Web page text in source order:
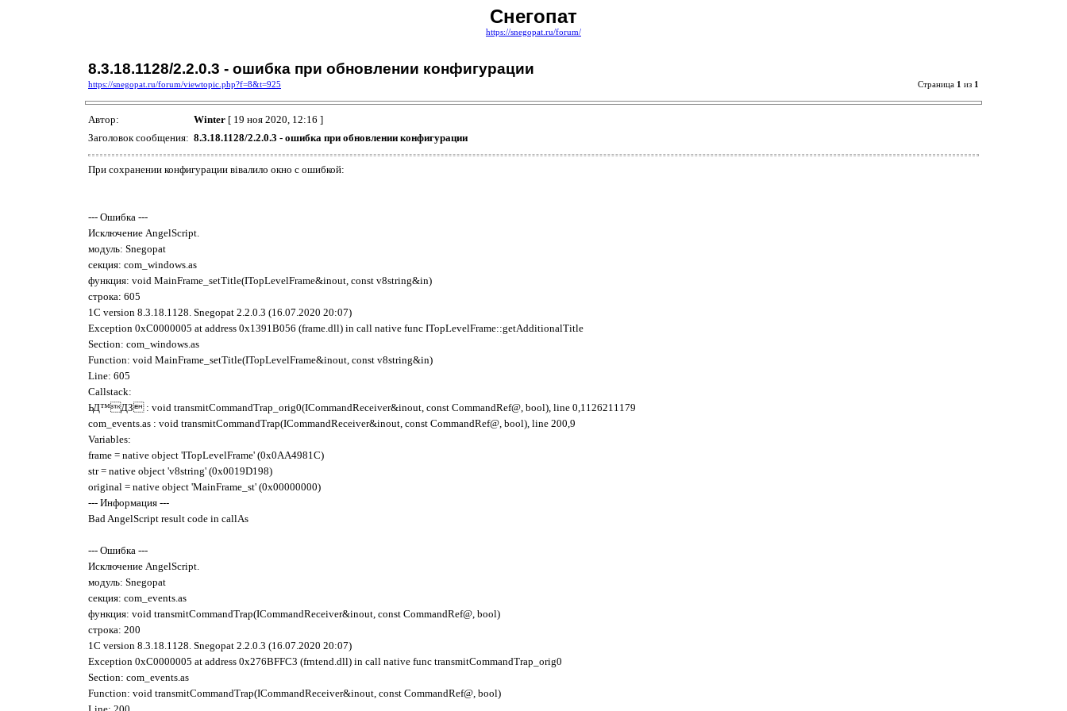
Снегопат
https://snegopat.ru/forum/
8.3.18.1128/2.2.0.3 - ошибка при обновлении конфигурации
https://snegopat.ru/forum/viewtopic.php?f=8&t=925 Страница 1 из 1
Автор: Winter [ 19 ноя 2020, 12:16 ]
Заголовок сообщения: 8.3.18.1128/2.2.0.3 - ошибка при обновлении конфигурации
При сохранении конфигурации вівалило окно с ошибкой:
--- Ошибка ---
Исключение AngelScript.
модуль: Snegopat
секция: com_windows.as
функция: void MainFrame_setTitle(ITopLevelFrame&inout, const v8string&in)
строка: 605
1C version 8.3.18.1128. Snegopat 2.2.0.3 (16.07.2020 20:07)
Exception 0xC0000005 at address 0x1391B056 (frame.dll) in call native func ITopLevelFrame::getAdditionalTitle
Section: com_windows.as
Function: void MainFrame_setTitle(ITopLevelFrame&inout, const v8string&in)
Line: 605
Callstack:
ЬД™ДЗ : void transmitCommandTrap_orig0(ICommandReceiver&inout, const CommandRef@, bool), line 0,1126211179
com_events.as : void transmitCommandTrap(ICommandReceiver&inout, const CommandRef@, bool), line 200,9
Variables:
frame = native object 'ITopLevelFrame' (0x0AA4981C)
str = native object 'v8string' (0x0019D198)
original = native object 'MainFrame_st' (0x00000000)
--- Информация ---
Bad AngelScript result code in callAs
--- Ошибка ---
Исключение AngelScript.
модуль: Snegopat
секция: com_events.as
функция: void transmitCommandTrap(ICommandReceiver&inout, const CommandRef@, bool)
строка: 200
1C version 8.3.18.1128. Snegopat 2.2.0.3 (16.07.2020 20:07)
Exception 0xC0000005 at address 0x276BFFC3 (frntend.dll) in call native func transmitCommandTrap_orig0
Section: com_events.as
Function: void transmitCommandTrap(ICommandReceiver&inout, const CommandRef@, bool)